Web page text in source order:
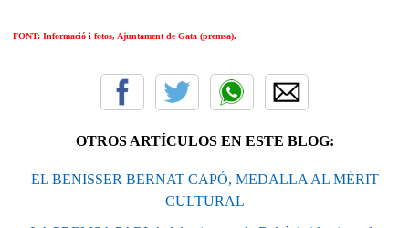
FONT: Informació i fotos, Ajuntament de Gata (premsa).
OTROS ARTÍCULOS EN ESTE BLOG:
EL BENISSER BERNAT CAPÓ, MEDALLA AL MÈRIT
CULTURAL